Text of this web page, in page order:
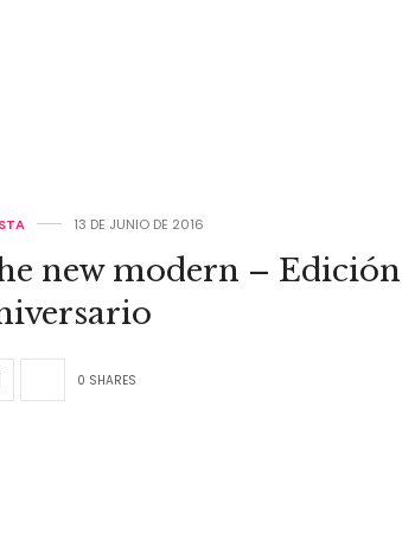
13 DE JUNIO DE 2016
new modern – Edición
0 SHARES